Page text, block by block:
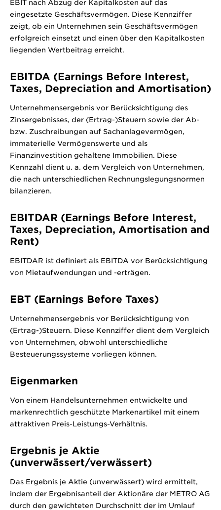
EBIT nach Abzug der Kapitalkosten auf das
eingesetzte Geschäftsvermögen. Diese Kennziffer
zeigt, ob ein Unternehmen sein Geschäftsvermögen
erfolgreich einsetzt und einen über den Kapitalkosten
liegenden Wertbeitrag erreicht.
EBITDA (Earnings Before Interest,
Taxes, Depreciation and Amortisation)
Unternehmensergebnis vor Berücksichtigung des
Zinsergebnisses, der (Ertrag-)Steuern sowie der Ab-
bzw. Zuschreibungen auf Sachanlagevermögen,
immaterielle Vermögenswerte und als
Finanzinvestition gehaltene Immobilien. Diese
Kennzahl dient u. a. dem Vergleich von Unternehmen,
die nach unterschiedlichen Rechnungslegungsnormen
bilanzieren.
EBITDAR (Earnings Before Interest,
Taxes, Depreciation, Amortisation and
Rent)
EBITDAR ist definiert als EBITDA vor Berücksichtigung
von Mietaufwendungen und -erträgen.
EBT (Earnings Before Taxes)
Unternehmensergebnis vor Berücksichtigung von
(Ertrag-)Steuern. Diese Kennziffer dient dem Vergleich
von Unternehmen, obwohl unterschiedliche
Besteuerungssysteme vorliegen können.
Eigenmarken
Von einem Handelsunternehmen entwickelte und
markenrechtlich geschützte Markenartikel mit einem
attraktiven Preis-Leistungs-Verhältnis.
Ergebnis je Aktie
(unverwässert/verwässert)
Das Ergebnis je Aktie (unverwässert) wird ermittelt,
indem der Ergebnisanteil der Aktionäre der METRO AG
durch den gewichteten Durchschnitt der im Umlauf